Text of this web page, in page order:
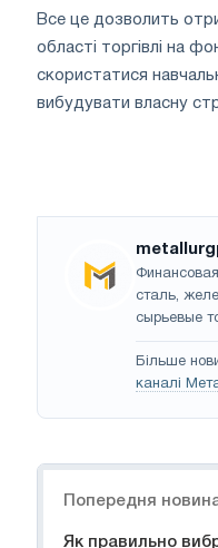
Все це дозволить
області торгівлі на
скористатися
вибудувати власну
сталь,
сырьевые
Більше
каналі
Попередня
Як правильно